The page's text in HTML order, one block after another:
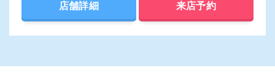
店舗詳細 来店予約